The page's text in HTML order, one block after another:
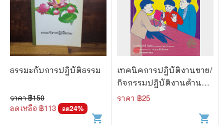
ธรรมะกับการปฏิบัติธรรม
ราคา ฿150
ลดเหลือ ฿113 ลด24%
shopping_cart
เทคนิคการปฏิบัติงานขาย/
กิจกรรมปฏิบัติงานด้าน
ตลาด
ราคา ฿25
shopping_cart